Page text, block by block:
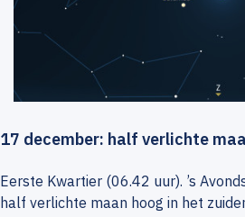
17 december: half verlichte
Eerste Kwartier (06.42 uur). ’s
half verlichte maan hoog in het